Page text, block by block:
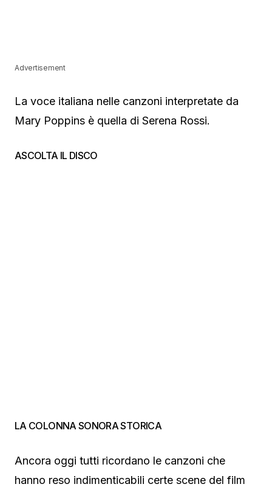
Advertisement
La voce italiana nelle canzoni interpretate da
Mary Poppins è quella di Serena Rossi.
ASCOLTA IL DISCO
LA COLONNA SONORA STORICA
Ancora oggi tutti ricordano le canzoni che
hanno reso indimenticabili certe scene del film